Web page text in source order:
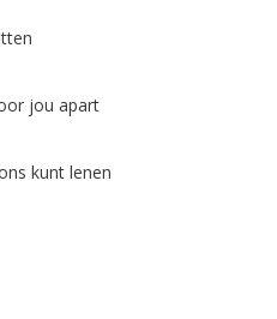
jou apart
kunt lenen